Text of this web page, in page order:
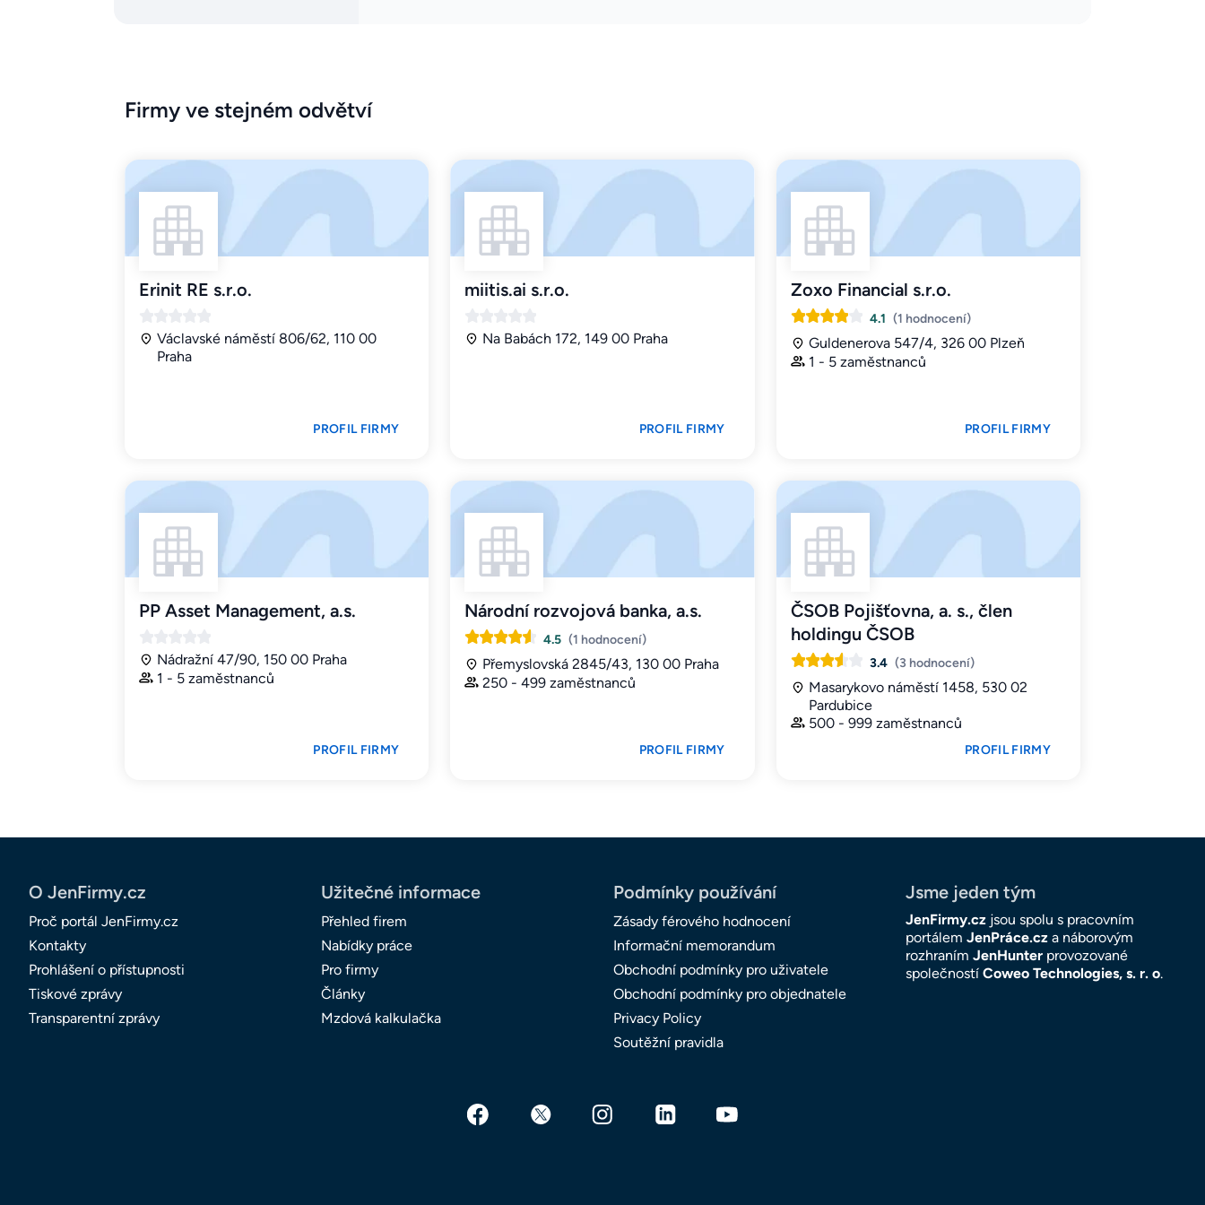
Firmy ve stejném odvětví
Erinit RE s.r.o.
Václavské náměstí 806/62, 110 00
Praha
PROFIL FIRMY
miitis.ai s.r.o.
Na Babách 172, 149 00 Praha
PROFIL FIRMY
Zoxo Financial s.r.o.
4.1 (1 hodnocení)
Guldenerova 547/4, 326 00 Plzeň
1 - 5 zaměstnanců
PROFIL FIRMY
PP Asset Management, a.s.
Nádražní 47/90, 150 00 Praha
1 - 5 zaměstnanců
PROFIL FIRMY
Národní rozvojová banka, a.s.
4.5 (1 hodnocení)
Přemyslovská 2845/43, 130 00 Praha
250 - 499 zaměstnanců
PROFIL FIRMY
ČSOB Pojišťovna, a. s., člen
holdingu ČSOB
3.4 (3 hodnocení)
Masarykovo náměstí 1458, 530 02
Pardubice
500 - 999 zaměstnanců
PROFIL FIRMY
O JenFirmy.cz
Proč portál JenFirmy.cz
Kontakty
Prohlášení o přístupnosti
Tiskové zprávy
Transparentní zprávy
Užitečné informace
Přehled firem
Nabídky práce
Pro firmy
Články
Mzdová kalkulačka
Podmínky používání
Zásady férového hodnocení
Informační memorandum
Obchodní podmínky pro uživatele
Obchodní podmínky pro objednatele
Privacy Policy
Soutěžní pravidla
Jsme jeden tým
JenFirmy.cz jsou spolu s pracovním
portálem JenPráce.cz a náborovým
rozhraním JenHunter provozované
společností Coweo Technologies, s. r. o.